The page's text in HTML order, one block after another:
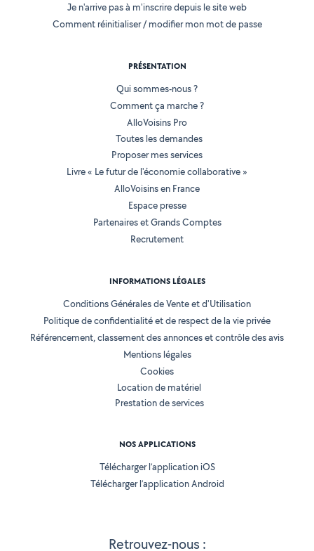
Retrouvez-nous :
Je n'arrive pas à m'inscrire depuis le site web
Comment réinitialiser / modifier mon mot de passe
PRÉSENTATION
Qui sommes-nous ?
Comment ça marche ?
AlloVoisins Pro
Toutes les demandes
Proposer mes services
Livre « Le futur de l'économie collaborative »
AlloVoisins en France
Espace presse
Partenaires et Grands Comptes
Recrutement
INFORMATIONS LÉGALES
Conditions Générales de Vente et d'Utilisation
Politique de confidentialité et de respect de la vie privée
Référencement, classement des annonces et contrôle des avis
Mentions légales
Cookies
Location de matériel
Prestation de services
NOS APPLICATIONS
Télécharger l’application iOS
Télécharger l’application Android